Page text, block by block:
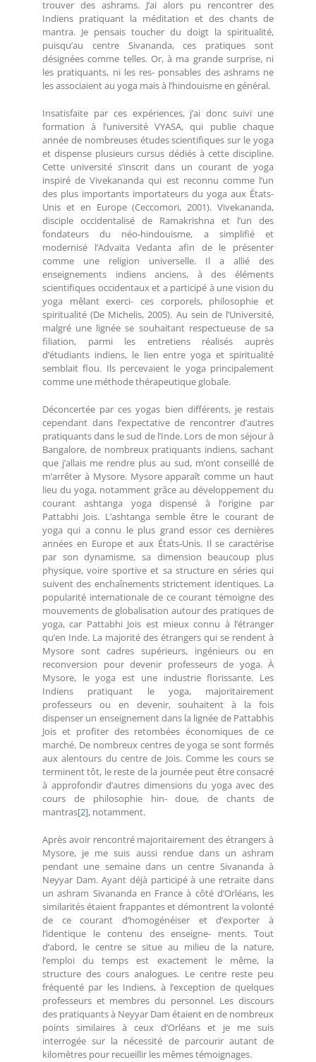
trouver des ashrams. J’ai alors pu rencontrer des
Indiens pratiquant la méditation et des chants de
mantra. Je pensais toucher du doigt la spiritualité,
puisqu’au centre Sivananda, ces pratiques sont
désignées comme telles. Or, à ma grande surprise, ni
les pratiquants, ni les res- ponsables des ashrams ne
les associaient au yoga mais à l’hindouisme en général.
Insatisfaite par ces expériences, j’ai donc suivi une
formation à l’université VYASA, qui publie chaque
année de nombreuses études scientifiques sur le yoga
et dispense plusieurs cursus dédiés à cette discipline.
Cette université s’inscrit dans un courant de yoga
inspiré de Vivekananda qui est reconnu comme l’un
des plus importants importateurs du yoga aux États-
Unis et en Europe (Ceccomori, 2001). Vivekananda,
disciple occidentalisé de Ramakrishna et l’un des
fondateurs du néo-hindouisme, a simplifié et
modernisé l’Advaïta Vedanta afin de le présenter
comme une religion universelle. Il a allié des
enseignements indiens anciens, à des éléments
scientifiques occidentaux et a participé à une vision du
yoga mêlant exerci- ces corporels, philosophie et
spiritualité (De Michelis, 2005). Au sein de l’Université,
malgré une lignée se souhaitant respectueuse de sa
filiation, parmi les entretiens réalisés auprès
d’étudiants indiens, le lien entre yoga et spiritualité
semblait flou. Ils percevaient le yoga principalement
comme une méthode thérapeutique globale.
Déconcertée par ces yogas bien différents, je restais
cependant dans l’expectative de rencontrer d’autres
pratiquants dans le sud de l’Inde. Lors de mon séjour à
Bangalore, de nombreux pratiquants indiens, sachant
que j’allais me rendre plus au sud, m’ont conseillé de
m’arrêter à Mysore. Mysore apparaît comme un haut
lieu du yoga, notamment grâce au développement du
courant ashtanga yoga dispensé à l’origine par
Pattabhi Jois. L’ashtanga semble être le courant de
yoga qui a connu le plus grand essor ces dernières
années en Europe et aux États-Unis. Il se caractérise
par son dynamisme, sa dimension beaucoup plus
physique, voire sportive et sa structure en séries qui
suivent des enchaînements strictement identiques. La
popularité internationale de ce courant témoigne des
mouvements de globalisation autour des pratiques de
yoga, car Pattabhi Jois est mieux connu à l’étranger
qu’en Inde. La majorité des étrangers qui se rendent à
Mysore sont cadres supérieurs, ingénieurs ou en
reconversion pour devenir professeurs de yoga. À
Mysore, le yoga est une industrie florissante. Les
Indiens pratiquant le yoga, majoritairement
professeurs ou en devenir, souhaitent à la fois
dispenser un enseignement dans la lignée de Pattabhis
Jois et profiter des retombées économiques de ce
marché. De nombreux centres de yoga se sont formés
aux alentours du centre de Jois. Comme les cours se
terminent tôt, le reste de la journée peut être consacré
à approfondir d’autres dimensions du yoga avec des
cours de philosophie hin- doue, de chants de
mantras[2], notamment.
Après avoir rencontré majoritairement des étrangers à
Mysore, je me suis aussi rendue dans un ashram
pendant une semaine dans un centre Sivananda à
Neyyar Dam. Ayant déjà participé à une retraite dans
un ashram Sivananda en France à côté d’Orléans, les
similarités étaient frappantes et démontrent la volonté
de ce courant d’homogénéiser et d’exporter à
l’identique le contenu des enseigne- ments. Tout
d’abord, le centre se situe au milieu de la nature,
l’emploi du temps est exactement le même, la
structure des cours analogues. Le centre reste peu
fréquenté par les Indiens, à l’exception de quelques
professeurs et membres du personnel. Les discours
des pratiquants à Neyyar Dam étaient en de nombreux
points similaires à ceux d’Orléans et je me suis
interrogée sur la nécessité de parcourir autant de
kilomètres pour recueillir les mêmes témoignages.